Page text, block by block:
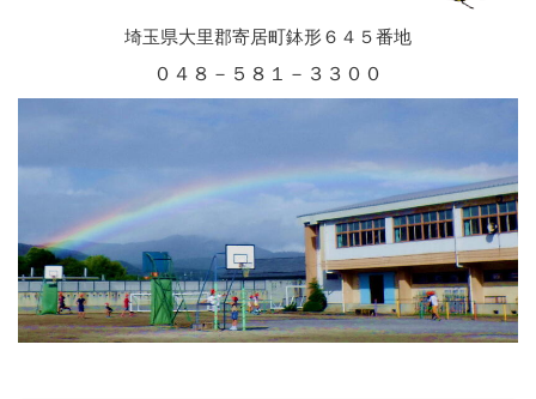
埼玉県大里郡寄居町鉢形６４５番地
０４８－５８１－３３００